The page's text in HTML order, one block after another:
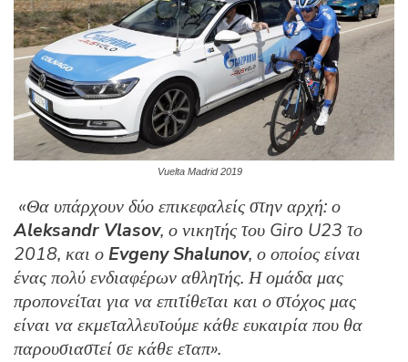
Vuelta Madrid 2019
«Θα υπάρχουν δύο επικεφαλείς στην αρχή: ο
Aleksandr Vlasov, ο νικητής του Giro U23 το
2018, και οEvgeny Shalunov, ο οποίος είναι
ένας πολύ ενδιαφέρων αθλητής. Η ομάδα μας
προπονείται για να επιτίθεται και ο στόχος μας
είναι να εκμεταλλευτούμε κάθε ευκαιρία που θα
παρουσιαστεί σε κάθε εταπ».